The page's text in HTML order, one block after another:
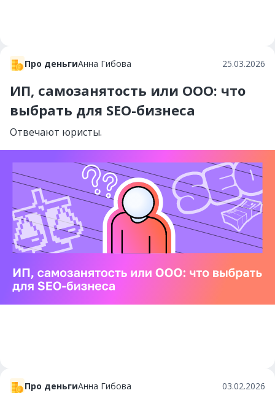
Про деньгиАнна Гибова 25.03.2026
ИП, самозанятость или ООО: что
выбрать для SEO-бизнеса
Отвечают юристы.
Про деньгиАнна Гибова 03.02.2026